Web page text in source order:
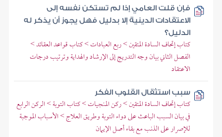
فإن قلت العامي إذا لم تستكن نفسه إلى
الاعتقادات الدينية إلا بدليل فهل يجوز أن يذكر له
الدليل؟
كتاب إتحاف السادة المتقين > ربع العبادات > كتاب قواعد العقائد >
الفصل الثاني بيان وجه التدريج إلى الإرشاد والهداية وترتيب درجات
الاعتقاد
سبب استثقال القلوب الفكر
كتاب إتحاف السادة المتقين > ركن المنجيات > كتاب التوبة > الركن الرابع
في بيان السبب الباعث على دواء التوبة وطريق العلاج > الأسباب الموجبة
للإصرار على الذنب مع بقاء أصل الإيمان